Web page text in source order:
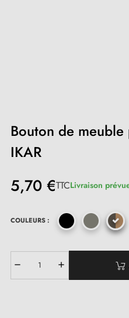
Bouton de
IKAR
5,70 €TTCLivraison
COULEURS :